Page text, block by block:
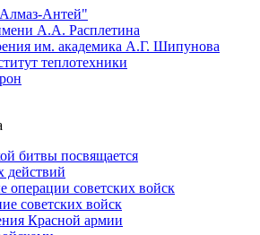
Антей"
А.А. Расплетина
им. академика А.Г. Шипунова
теплотехники
битвы посвящается
действий
операции советских войск
советских войск
Красной армии